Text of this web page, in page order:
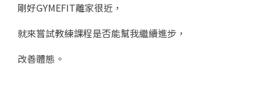
剛好GYMEFIT離家很近，
就來嘗試教練課程是否能幫我繼續進步，
改善體態。